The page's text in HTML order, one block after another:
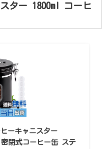
ター 1800ml コーヒ
ヒーキャニスター
閉式コーヒー缶 ステ